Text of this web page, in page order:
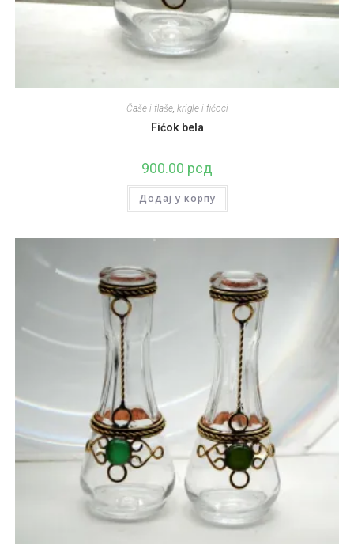
Čaše i flaše, krigle i fićoci
Fićok bela
900.00 рсд
Додај у корпу